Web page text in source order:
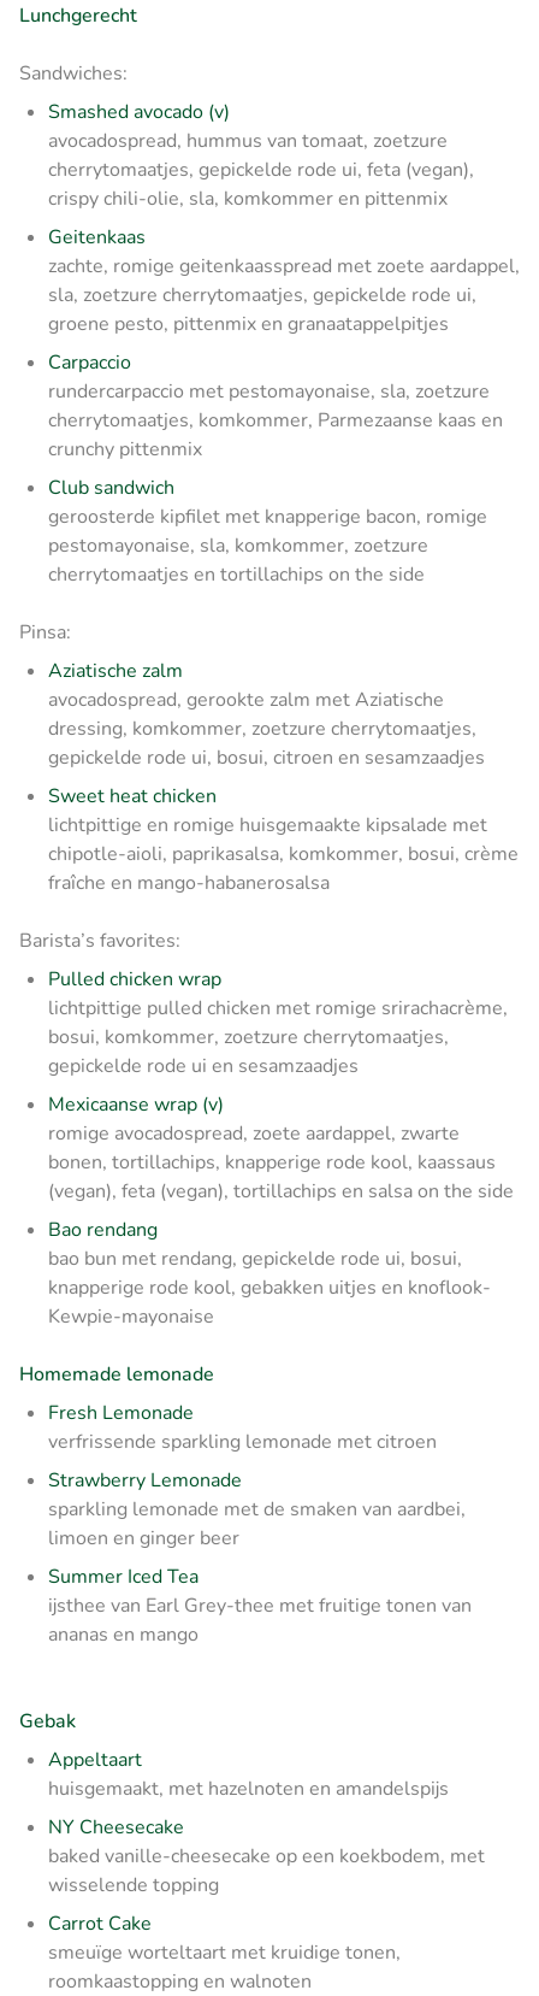
Lunchgerecht
Sandwiches:
Smashed avocado (v)
avocadospread, hummus van tomaat, zoetzure
cherrytomaatjes, gepickelde rode ui, feta (vegan),
crispy chili-olie, sla, komkommer en pittenmix
Geitenkaas
zachte, romige geitenkaasspread met zoete aardappel,
sla, zoetzure cherrytomaatjes, gepickelde rode ui,
groene pesto, pittenmix en granaatappelpitjes
Carpaccio
rundercarpaccio met pestomayonaise, sla, zoetzure
cherrytomaatjes, komkommer, Parmezaanse kaas en
crunchy pittenmix
Club sandwich
geroosterde kipfilet met knapperige bacon, romige
pestomayonaise, sla, komkommer, zoetzure
cherrytomaatjes en tortillachips on the side
Pinsa:
Aziatische zalm
avocadospread, gerookte zalm met Aziatische
dressing, komkommer, zoetzure cherrytomaatjes,
gepickelde rode ui, bosui, citroen en sesamzaadjes
Sweet heat chicken
lichtpittige en romige huisgemaakte kipsalade met
chipotle-aioli, paprikasalsa, komkommer, bosui, crème
fraîche en mango-habanerosalsa
Barista’s favorites:
Pulled chicken wrap
lichtpittige pulled chicken met romige srirachacrème,
bosui, komkommer, zoetzure cherrytomaatjes,
gepickelde rode ui en sesamzaadjes
Mexicaanse wrap (v)
romige avocadospread, zoete aardappel, zwarte
bonen, tortillachips, knapperige rode kool, kaassaus
(vegan), feta (vegan), tortillachips en salsa on the side
Bao rendang
bao bun met rendang, gepickelde rode ui, bosui,
knapperige rode kool, gebakken uitjes en knoflook-
Kewpie-mayonaise
Homemade lemonade
Fresh Lemonade
verfrissende sparkling lemonade met citroen
Strawberry Lemonade
sparkling lemonade met de smaken van aardbei,
limoen en ginger beer
Summer Iced Tea
ijsthee van Earl Grey-thee met fruitige tonen van
ananas en mango
Gebak
Appeltaart
huisgemaakt, met hazelnoten en amandelspijs
NY Cheesecake
baked vanille-cheesecake op een koekbodem, met
wisselende topping
Carrot Cake
smeuïge worteltaart met kruidige tonen,
roomkaastopping en walnoten